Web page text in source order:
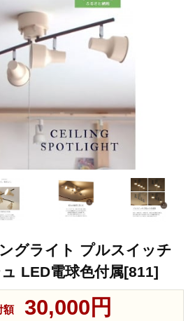
グライト プルスイッチ
LED電球色付属[811]
額 30,000円